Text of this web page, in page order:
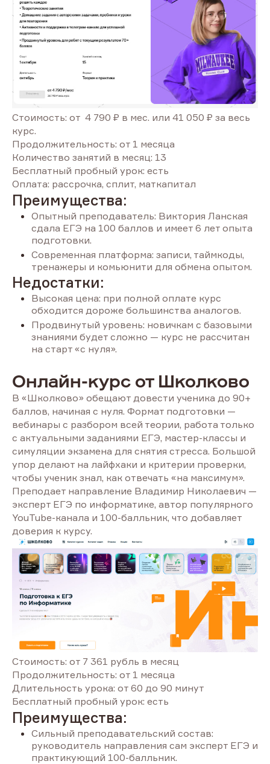
Стоимость: от 4 790 ₽ в мес. или 41 050 ₽ за весь
курс.
Продолжительность: от 1 месяца
Количество занятий в месяц: 13
Бесплатный пробный урок: есть
Оплата: рассрочка, сплит, маткапитал
Преимущества:
Опытный преподаватель: Виктория Ланская
сдала ЕГЭ на 100 баллов и имеет 6 лет опыта
подготовки.
Современная платформа: записи, таймкоды,
тренажеры и комьюнити для обмена опытом.
Недостатки:
Высокая цена: при полной оплате курс
обходится дороже большинства аналогов.
Продвинутый уровень: новичкам с базовыми
знаниями будет сложно — курс не рассчитан
на старт «с нуля».
Онлайн-курс от Школково
В «Школково» обещают довести ученика до 90+
баллов, начиная с нуля. Формат подготовки —
вебинары с разбором всей теории, работа только
с актуальными заданиями ЕГЭ, мастер-классы и
симуляции экзамена для снятия стресса. Большой
упор делают на лайфхаки и критерии проверки,
чтобы ученик знал, как отвечать «на максимум».
Преподает направление Владимир Николаевич —
эксперт ЕГЭ по информатике, автор популярного
YouTube-канала и 100-балльник, что добавляет
доверия к курсу.
Стоимость: от 7 361 рубль в месяц
Продолжительность: от 1 месяца
Длительность урока: от 60 до 90 минут
Бесплатный пробный урок: есть
Преимущества:
Сильный преподавательский состав:
руководитель направления сам эксперт ЕГЭ и
практикующий 100-балльник.